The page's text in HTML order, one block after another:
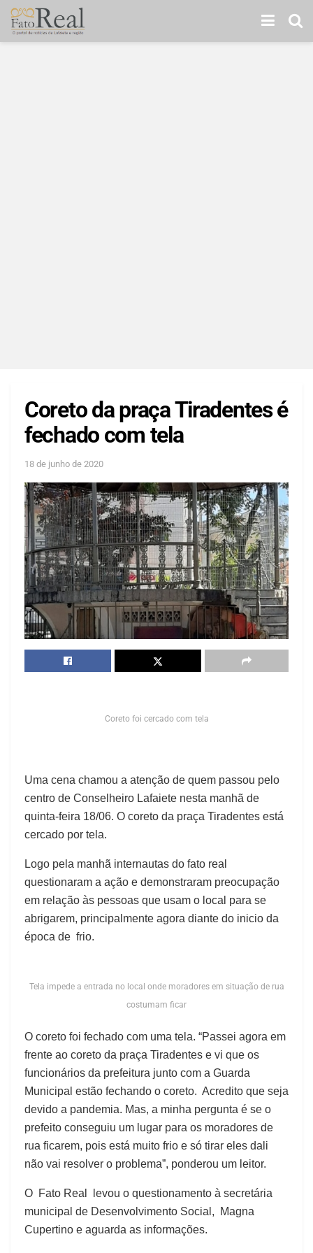
Coreto da praça Tiradentes é
fechado com tela
18 de junho de 2020
Coreto foi cercado com tela
Uma cena chamou a atenção de quem passou pelo
centro de Conselheiro Lafaiete nesta manhã de
quinta-feira 18/06. O coreto da praça Tiradentes está
cercado por tela.
Logo pela manhã internautas do fato real
questionaram a ação e demonstraram preocupação
em relação às pessoas que usam o local para se
abrigarem, principalmente agora diante do inicio da
época de frio.
Tela impede a entrada no local onde moradores em situação de rua
costumam ficar
O coreto foi fechado com uma tela. “Passei agora em
frente ao coreto da praça Tiradentes e vi que os
funcionários da prefeitura junto com a Guarda
Municipal estão fechando o coreto. Acredito que seja
devido a pandemia. Mas, a minha pergunta é se o
prefeito conseguiu um lugar para os moradores de
rua ficarem, pois está muito frio e só tirar eles dali
não vai resolver o problema”, ponderou um leitor.
O Fato Real levou o questionamento à secretária
municipal de Desenvolvimento Social, Magna
Cupertino e aguarda as informações.